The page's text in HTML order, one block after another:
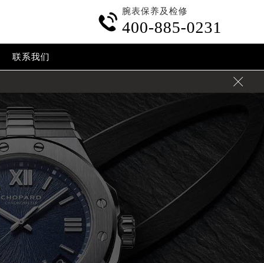

腕表保养及检修
400-885-0231
联系我们
